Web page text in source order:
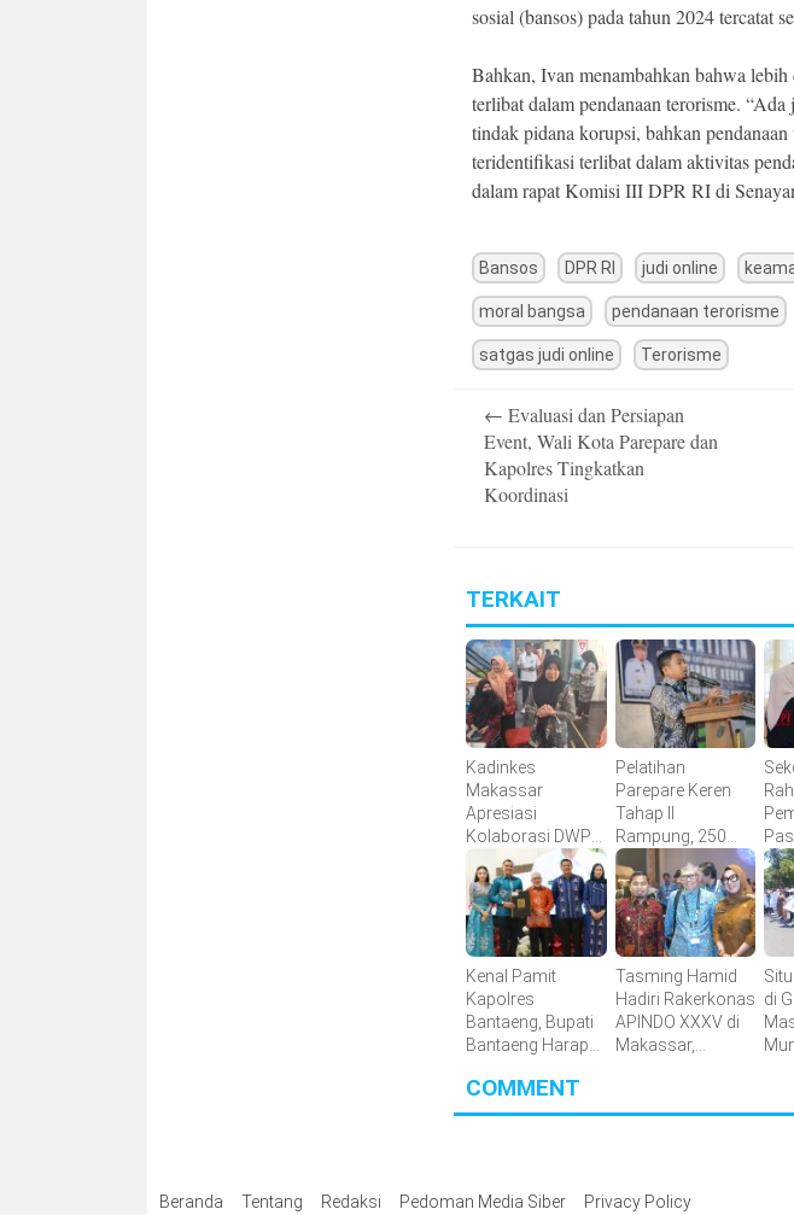
sosial (bansos) pada tahun 2024 tercatat
Bahkan, Ivan menambahkan bahwa
terlibat dalam pendanaan terorisme.
tindak pidana korupsi, bahkan
teridentifikasi terlibat dalam aktivitas
dalam rapat Komisi III DPR RI di
Bansos DPR RI judi online
moral bangsa pendanaan terorisme
satgas judi online Terorisme
navigation
← Evaluasi dan Persiapan
Event, Wali Kota Parepare dan
Kapolres Tingkatkan
Koordinasi
TERKAIT
Kadinkes
Makassar
Apresiasi
Kolaborasi DWP
dan Korpri dalam
Bakti Sosial
Donor Darah
Pelatihan
Parepare Keren
Tahap II
Rampung, 250
Calon Pengusaha
Baru Berhasil
Dilatih
Kenal Pamit
Kapolres
Bantaeng, Bupati
Bantaeng Harap
Semakin Kuat
Tasming Hamid
Hadiri Rakerkonas
APINDO XXXV di
Makassar,
Parepare Tembus
di
COMMENT
Beranda Tentang Redaksi Pedoman Media Siber Privacy Policy